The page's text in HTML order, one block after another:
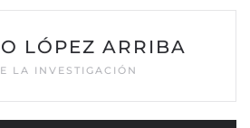
LÓPEZ ARRIBA
LA INVESTIGACIÓN